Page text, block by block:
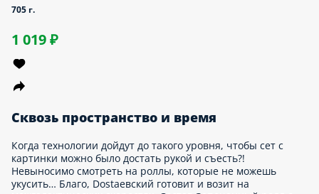
589 ₽
Китана
Фатальный сет — он сводит с ума при одном лишь взгляде на
него и заставляет голод трепетать. Урчание в животе
отточенными приёмами. Снежный краб вправо, креветка
темпура вниз-вниз, «Калифорния» — фаталити!» Состав Ролл
Ролл со снежным крабом.
725 г.
1 069 ₽